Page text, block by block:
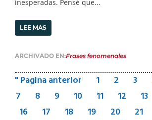
inesperadas. Pensé que...
LEE MAS
ARCHIVADO EN:Frases fenomenales
" Pagina anterior 1 2 3
7
8 9 10 11 12 13
16
17 18 19 20 21